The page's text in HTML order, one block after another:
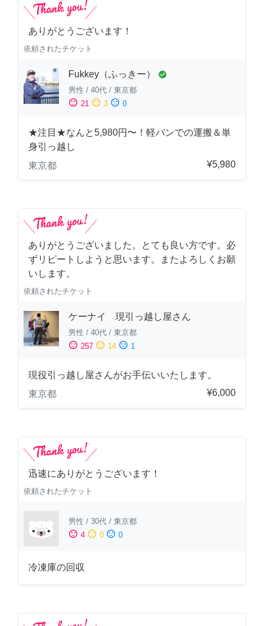
ありがとうございます！
依頼されたチケット
Fukkey（ふっきー） check_circle
男性 / 40代 / 東京都
sentiment_satisfied 21 sentiment_neutral 3 sentiment_dissatisfied 0
★注目★なんと5,980円〜！軽バンでの運搬＆単
身引っ越し
東京都
¥5,980
ありがとうございました。とても良い方です。必
ずリピートしようと思います。またよろしくお願
いします。
依頼されたチケット
ケーナイ 現引っ越し屋さん
男性 / 40代 / 東京都
sentiment_satisfied 257 sentiment_neutral 14 sentiment_dissatisfied 1
現役引っ越し屋さんがお手伝いいたします。
東京都
¥6,000
迅速にありがとうございます！
依頼されたチケット
男性 / 30代 / 東京都
sentiment_satisfied 4 sentiment_neutral 0 sentiment_dissatisfied 0
冷凍庫の回収